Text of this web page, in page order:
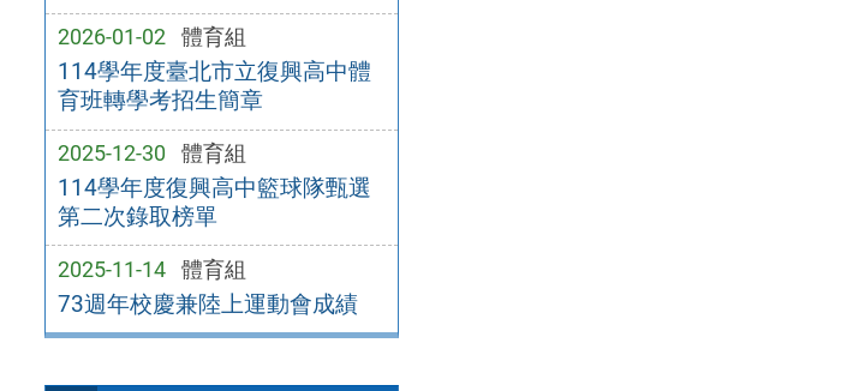
2026-01-02 體育組
114學年度臺北市立復興高中體
育班轉學考招生簡章
2025-12-30 體育組
114學年度復興高中籃球隊甄選
第二次錄取榜單
2025-11-14 體育組
73週年校慶兼陸上運動會成績